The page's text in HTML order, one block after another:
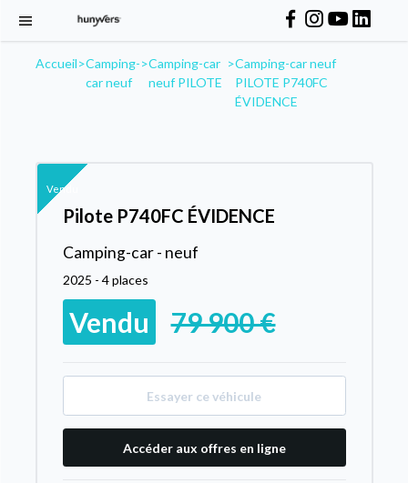
Accueil>Camping-
car neuf
>Camping-car
neuf PILOTE
>Camping-car neuf
PILOTE P740FC
ÉVIDENCE
Vendu
Pilote P740FC ÉVIDENCE
Camping-car - neuf
2025 - 4 places
Vendu 79 900 €
Essayer ce véhicule
Accéder aux offres en ligne